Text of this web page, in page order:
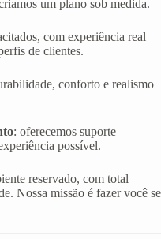
um plano sob medida.
com experiência real
de clientes.
conforto e realismo
: oferecemos suporte
possível.
reservado, com total
Nossa missão é fazer você se